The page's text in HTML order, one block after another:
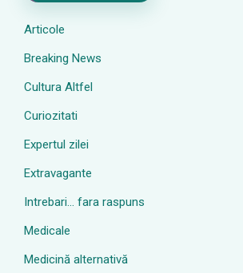
Articole
Breaking News
Cultura Altfel
Curiozitati
Expertul zilei
Extravagante
Intrebari… fara raspuns
Medicale
Medicină alternativă